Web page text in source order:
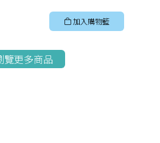
加入購物籃
覽更多商品